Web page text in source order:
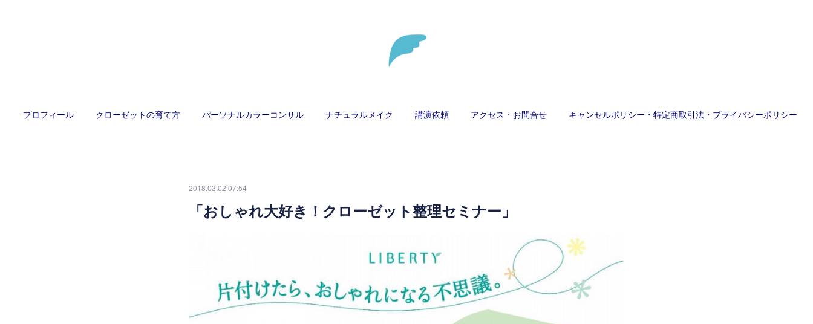
プロフィール クローゼットの育て方 パーソナルカラーコンサル ナチュラルメイク 講演依頼 アクセス・お問合せ キャンセルポリシー・特定商取引法・プライバシーポリシー
2018.03.02 07:54
「おしゃれ大好き！クローゼット整理セミナー」